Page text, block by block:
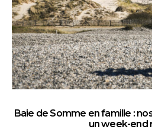
Baie de Somme en famille :
un week-end